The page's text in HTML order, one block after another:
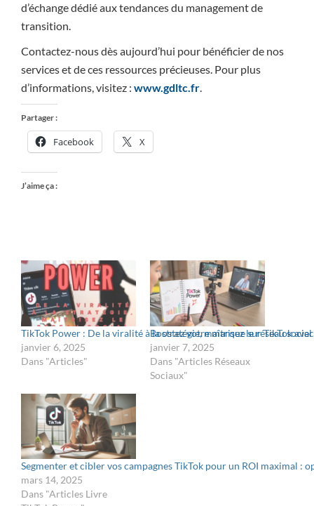
d’échange dédié aux tendances du management de
transition.
Contactez-nous dès aujourd’hui pour bénéficier de nos
services et de ces ressources précieuses. Pour plus
d’informations, visitez : www.gdltc.fr.
Partager :
Facebook X
J’aime ça :
TikTok Power : De la viralité à la stratégie, maîtrisez le réseau
janvier 6, 2025
Dans "Articles"
Boostez votre marque sur TikTok
janvier 7, 2025
Dans "Articles Réseaux
Sociaux"
Segmenter et cibler vos campagnes TikTok pour un ROI maximal :
mars 14, 2025
Dans "Articles Livre